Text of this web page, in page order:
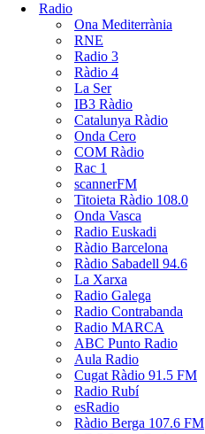
Radio
Ona Mediterrània
RNE
Radio 3
Ràdio 4
La Ser
IB3 Ràdio
Catalunya Ràdio
Onda Cero
COM Ràdio
Rac 1
scannerFM
Titoieta Ràdio 108.0
Onda Vasca
Radio Euskadi
Ràdio Barcelona
Ràdio Sabadell 94.6
La Xarxa
Radio Galega
Radio Contrabanda
Radio MARCA
ABC Punto Radio
Aula Radio
Cugat Ràdio 91.5 FM
Radio Rubí
esRadio
Ràdio Berga 107.6 FM